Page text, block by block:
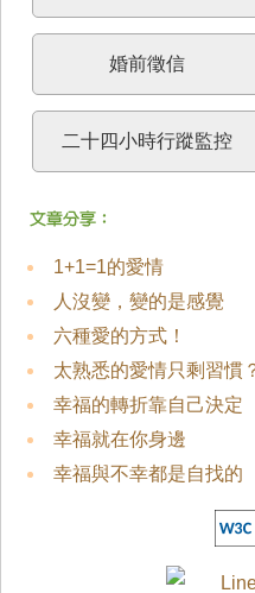
婚前徵信
二十四小時行蹤監控
1+1=1的愛情
人沒變，變的是感覺
六種愛的方式！
太熟悉的愛情只剩習慣
幸福的轉折靠自己決定
幸福就在你身邊
幸福與不幸都是自找的